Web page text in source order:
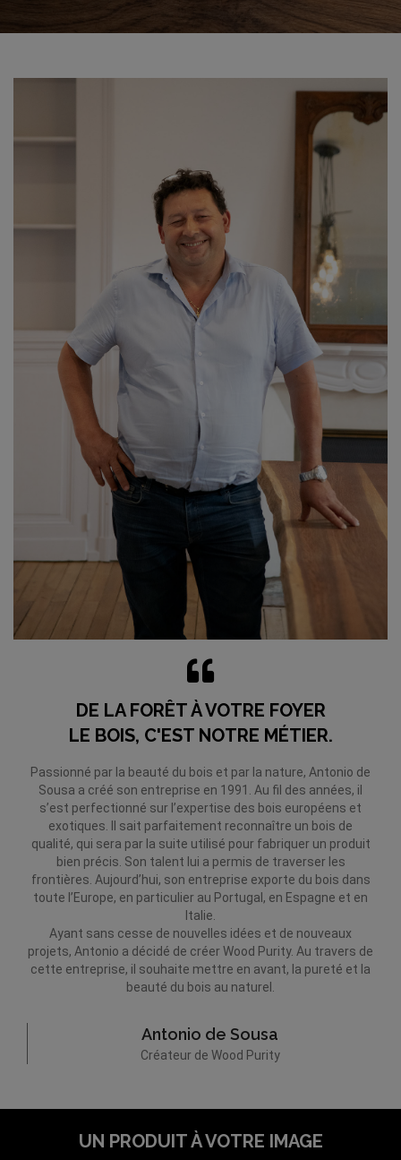
DE LA FORÊT À VOTRE FOYER
LE BOIS, C'EST NOTRE MÉTIER.
Passionné par la beauté du bois et par la nature, Antonio de
Sousa a créé son entreprise en 1991. Au fil des années, il
s’est perfectionné sur l’expertise des bois européens et
exotiques. Il sait parfaitement reconnaître un bois de
qualité, qui sera par la suite utilisé pour fabriquer un produit
bien précis. Son talent lui a permis de traverser les
frontières. Aujourd’hui, son entreprise exporte du bois dans
toute l’Europe, en particulier au Portugal, en Espagne et en
Italie.
Ayant sans cesse de nouvelles idées et de nouveaux
projets, Antonio a décidé de créer Wood Purity. Au travers de
cette entreprise, il souhaite mettre en avant, la pureté et la
beauté du bois au naturel.
Antonio de Sousa
Créateur de Wood Purity
UN PRODUIT À VOTRE IMAGE